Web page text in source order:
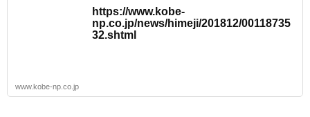
https://www.kobe-
np.co.jp/news/himeji/201812/00118735
32.shtml
www.kobe-np.co.jp